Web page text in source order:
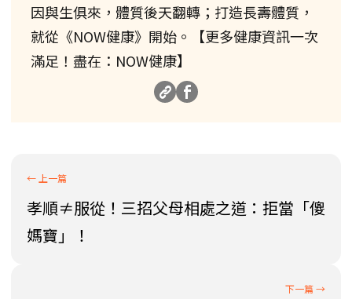
因與生俱來，體質後天翻轉；打造長壽體質，
就從《NOW健康》開始。【更多健康資訊一次
滿足！盡在：NOW健康】
孝順≠服從！三招父母相處之道：拒當「傻
媽寶」！